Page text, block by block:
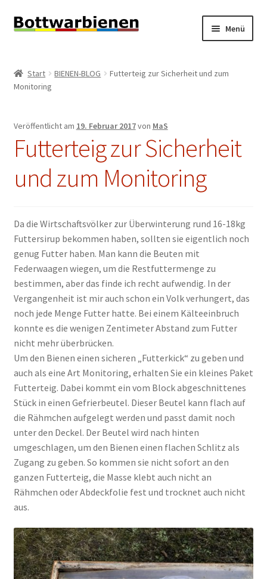
Zur
Zum
Menü
SHOP
INFORMATIONEN
KONTAKT
IMPRESSUM
Start BIENEN-BLOG
Futterteig zur Sicherheit und zum
Monitoring
Veröffentlicht am 19. Februar 2017von MaS
Futterteig zur Sicherheit
und zum Monitoring
Da die Wirtschaftsvölker zur Überwinterung rund 16-18kg
Futtersirup bekommen haben, sollten sie eigentlich noch
genug Futter haben. Man kann die Beuten mit
Federwaagen wiegen, um die Restfuttermenge zu
bestimmen, aber das finde ich recht aufwendig. In der
Vergangenheit ist mir auch schon ein Volk verhungert, das
noch jede Menge Futter hatte. Bei einem Kälteeinbruch
konnte es die wenigen Zentimeter Abstand zum Futter
nicht mehr überbrücken.
Um den Bienen einen sicheren „Futterkick“ zu geben und
auch als eine Art Monitoring, erhalten Sie ein kleines Paket
Futterteig. Dabei kommt ein vom Block abgeschnittenes
Stück in einen Gefrierbeutel. Dieser Beutel kann flach auf
die Rähmchen aufgelegt werden und passt damit noch
unter den Deckel. Der Beutel wird nach hinten
umgeschlagen, um den Bienen einen flachen Schlitz als
Zugang zu geben. So kommen sie nicht sofort an den
ganzen Futterteig, die Masse klebt auch nicht an
Rähmchen oder Abdeckfolie fest und trocknet auch nicht
aus.